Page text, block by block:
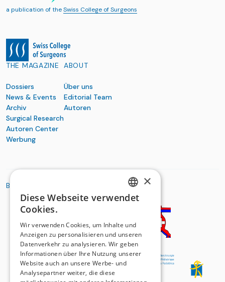
a publication of theSwiss College of Surgeons
THE MAGAZINE
Dossiers
News & Events
Archiv
Surgical Research
Autoren Center
Werbung
ABOUT
Über uns
Editorial Team
Autoren
BASIC ORGANIZATIONS
GERMAN
×
Diese Webseite verwendet
Cookies.
Wir verwenden Cookies, um Inhalte und
Anzeigen zu personalisieren und unseren
Datenverkehr zu analysieren. Wir geben
Informationen über Ihre Nutzung unserer
Website auch an unsere Werbe- und
Analysepartner weiter, die diese